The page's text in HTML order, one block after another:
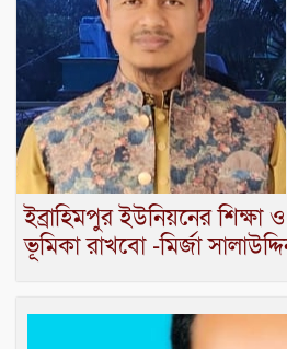
ইব্রাহিমপুর ইউনিয়নের
ভূমিকা রাখবো -মির্জা